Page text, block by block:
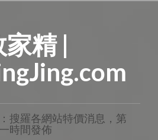
家精 |
搜羅各網站特價消息，第
一時間發佈